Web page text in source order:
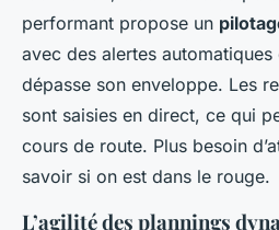
performant propose un
avec des alertes
dépasse son enveloppe. Les
sont saisies en direct, ce qui
cours de route. Plus besoin
savoir si on est dans le rouge.
L’agilité des plannings